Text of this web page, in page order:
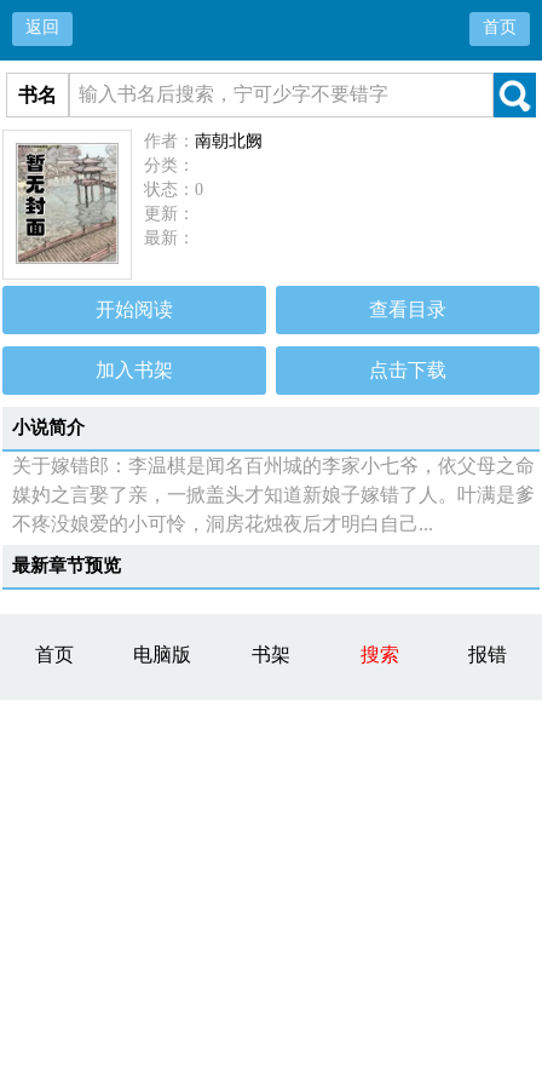
返回 首页
书名
作者：南朝北阙
分类：
状态：0
更新：
最新：
开始阅读 查看目录
加入书架 点击下载
小说简介
关于嫁错郎：李温棋是闻名百州城的李家小七爷，依父母之命
媒妁之言娶了亲，一掀盖头才知道新娘子嫁错了人。叶满是爹
不疼没娘爱的小可怜，洞房花烛夜后才明白自己...
最新章节预览
首页 电脑版 书架 搜索 报错